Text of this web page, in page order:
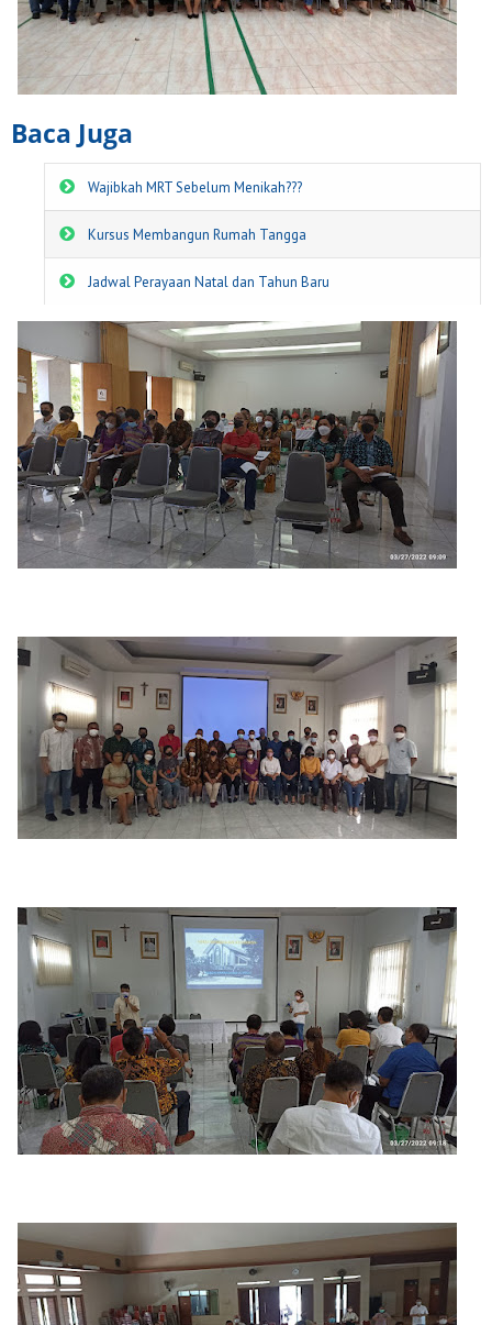
Baca Juga
Wajibkah MRT Sebelum Menikah???
Kursus Membangun Rumah Tangga
Jadwal Perayaan Natal dan Tahun Baru